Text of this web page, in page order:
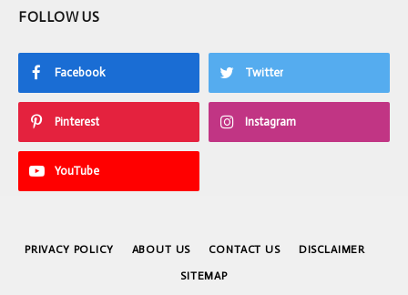
FOLLOW US
Facebook Twitter
Pinterest Instagram
YouTube
PRIVACY POLICY ABOUT US CONTACT US DISCLAIMER
SITEMAP